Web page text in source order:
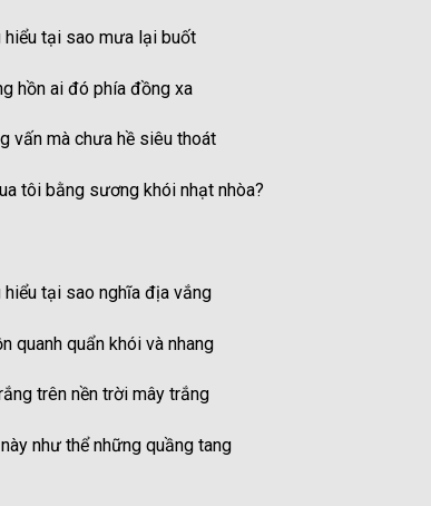
hiểu tại sao mưa lại buốt
hồn ai đó phía đồng xa
vấn mà chưa hề siêu thoát
tôi bằng sương khói nhạt nhòa?
hiểu tại sao nghĩa địa vắng
quanh quẩn khói và nhang
trên nền trời mây trắng
như thể những quầng tang